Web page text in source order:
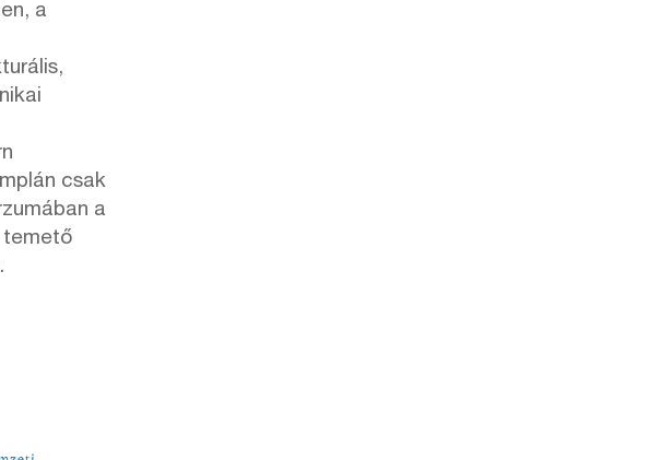
a
csak
a
temető